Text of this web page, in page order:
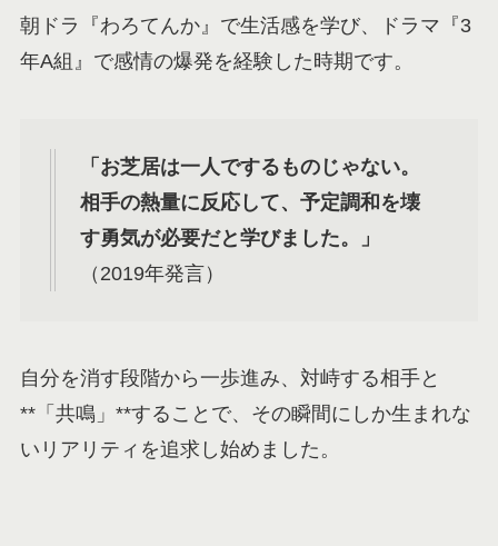
朝ドラ『わろてんか』で生活感を学び、ドラマ『3
年A組』で感情の爆発を経験した時期です。
「お芝居は一人でするものじゃない。
相手の熱量に反応して、予定調和を壊
す勇気が必要だと学びました。」
（2019年発言）
自分を消す段階から一歩進み、対峙する相手と
**「共鳴」**することで、その瞬間にしか生まれな
いリアリティを追求し始めました。